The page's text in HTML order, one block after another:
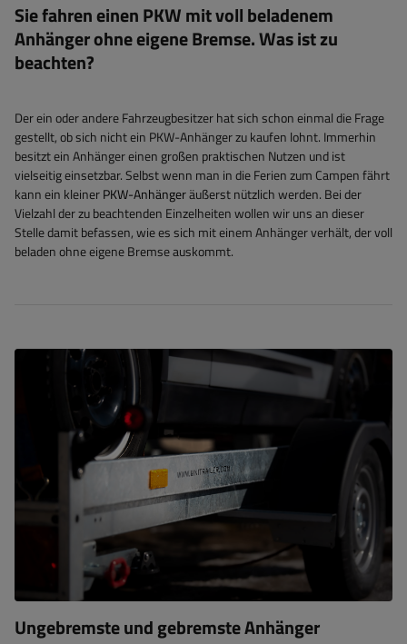
Sie fahren einen PKW mit voll beladenem
Anhänger ohne eigene Bremse. Was ist zu
beachten?
Der ein oder andere Fahrzeugbesitzer hat sich schon einmal die Frage
gestellt, ob sich nicht ein PKW-Anhänger zu kaufen lohnt. Immerhin
besitzt ein Anhänger einen großen praktischen Nutzen und ist
vielseitig einsetzbar. Selbst wenn man in die Ferien zum Campen fährt
kann ein kleinerPKW-Anhängeräußerst nützlich werden. Bei der
Vielzahl der zu beachtenden Einzelheiten wollen wir uns an dieser
Stelle damit befassen, wie es sich mit einem Anhänger verhält, der voll
beladen ohne eigene Bremse auskommt.
Ungebremste und gebremste Anhänger